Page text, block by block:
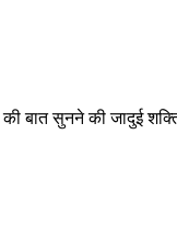
बात सुनने की जादुई